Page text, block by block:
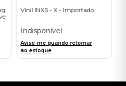
Vinil INXS - X - Importado
Indisponível
Avise-me quando retornar
ao estoque